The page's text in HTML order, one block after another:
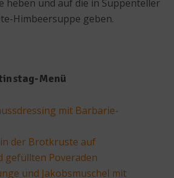
heben und auf die in Suppenteller
Himbeersuppe geben.
Menü
mit Barbarie-
der Brotkruste auf
gefüllten Poveraden
und Jakobsmuschel mit